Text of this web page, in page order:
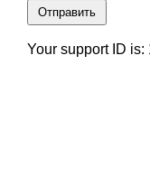
Отправить
Your support ID